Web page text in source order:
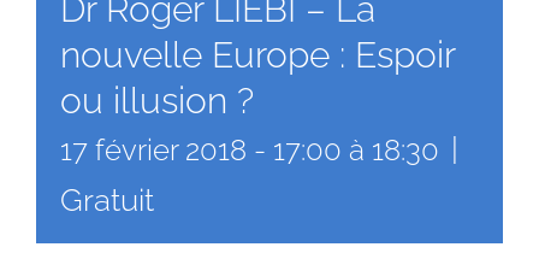
Dr Roger LIEBI – La
nouvelle Europe : Espoir
ou illusion ?
17 février 2018 - 17:00 à 18:30
Gratuit